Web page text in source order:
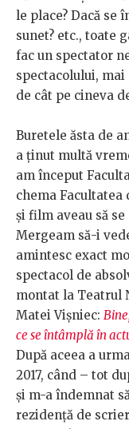
le place? Dacă se
sunet? etc., toate
fac un spectator
spectacolului, mai
de cât pe cineva
Buretele ăsta de
a ținut multă
am început
chema
și film aveau să
Mergeam să-i
amintesc exact
spectacol de
montat la Teatrul
Matei Vișniec:
ce se întâmplă în
După aceea a
2017, când – tot
și m-a îndemnat
rezidență de